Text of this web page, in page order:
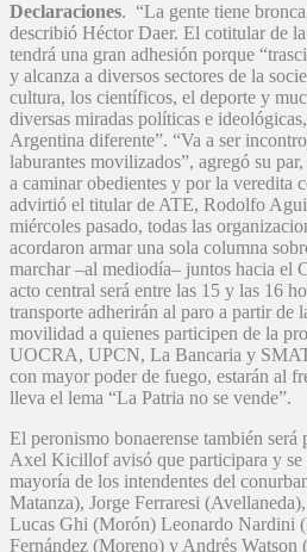
Declaraciones. “La gente tiene
describió Héctor Daer. El cotitular de
tendrá una gran adhesión porque
y alcanza a diversos sectores de la
cultura, los científicos, el deporte y
diversas miradas políticas e
Argentina diferente”. “Va a ser
laburantes movilizados”, agregó su
a caminar obedientes y por la veredita
advirtió el titular de ATE, Rodolfo
miércoles pasado, todas las
acordaron armar una sola columna
marchar –al mediodía– juntos hacia el
acto central será entre las 15 y las 16
transporte adherirán al paro a partir de
movilidad a quienes participen de la
UOCRA, UPCN, La Bancaria y
con mayor poder de fuego, estarán al
lleva el lema “La Patria no se vende”.
El peronismo bonaerense también
Axel Kicillof avisó que participara y se
mayoría de los intendentes del
Matanza), Jorge Ferraresi
Lucas Ghi (Morón) Leonardo Nardini
Fernández (Moreno) y Andrés